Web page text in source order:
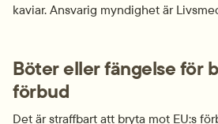
kaviar. Ansvarig myndighet är
Böter eller fängelse för
förbud
Det är straffbart att bryta mot EU:s